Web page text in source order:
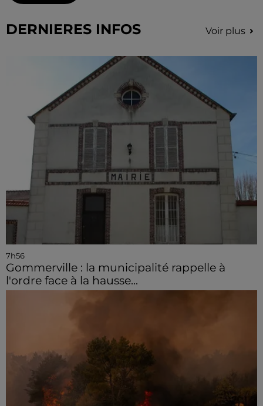
DERNIERES INFOS Voir plus
7h56
Gommerville : la municipalité rappelle à
l'ordre face à la hausse...